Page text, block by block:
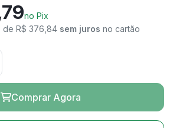
no Pix
de R$ 376,84 sem juros no cartão
Comprar Agora